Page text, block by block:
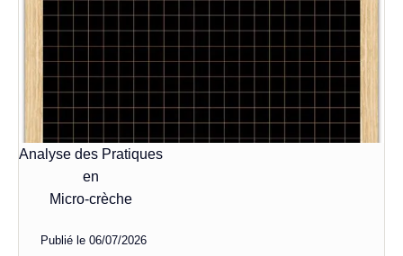
Analyse des Pratiques
en
Micro-crèche
Publié le 06/07/2026